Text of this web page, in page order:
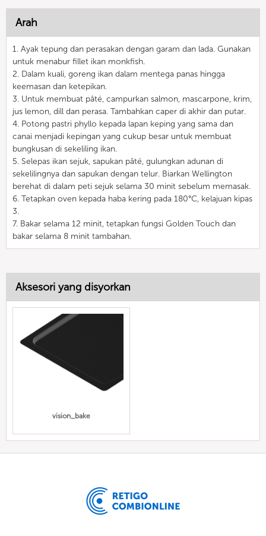
Arah
1. Ayak tepung dan perasakan dengan garam dan lada. Gunakan
untuk menabur fillet ikan monkfish.
2. Dalam kuali, goreng ikan dalam mentega panas hingga
keemasan dan ketepikan.
3. Untuk membuat pâté, campurkan salmon, mascarpone, krim,
jus lemon, dill dan perasa. Tambahkan caper di akhir dan putar.
4. Potong pastri phyllo kepada lapan keping yang sama dan
canai menjadi kepingan yang cukup besar untuk membuat
bungkusan di sekeliling ikan.
5. Selepas ikan sejuk, sapukan pâté, gulungkan adunan di
sekelilingnya dan sapukan dengan telur. Biarkan Wellington
berehat di dalam peti sejuk selama 30 minit sebelum memasak.
6. Tetapkan oven kepada haba kering pada 180°C, kelajuan kipas
3.
7. Bakar selama 12 minit, tetapkan fungsi Golden Touch dan
bakar selama 8 minit tambahan.
Aksesori yang disyorkan
vision_bake